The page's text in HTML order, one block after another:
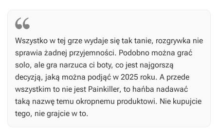
Wszystko w tej grze wydaje się tak tanie, rozgrywka nie
sprawia żadnej przyjemności. Podobno można grać
solo, ale gra narzuca ci boty, co jest najgorszą
decyzją, jaką można podjąć w 2025 roku. A przede
wszystkim to nie jest Painkiller, to hańba nadawać
taką nazwę temu okropnemu produktowi. Nie kupujcie
tego, nie grajcie w to.